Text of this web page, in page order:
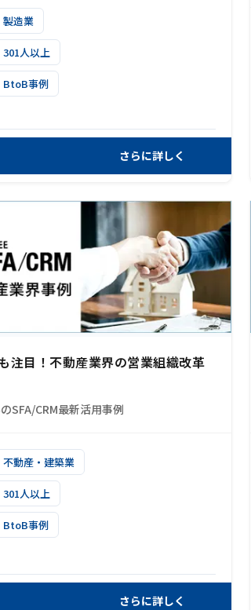
製造業
301人以上
BtoB事例
さらに詳しく
注目！不動産業界の営業組織改革
SFA/CRM最新活用事例
不動産・建築業
301人以上
BtoB事例
さらに詳しく